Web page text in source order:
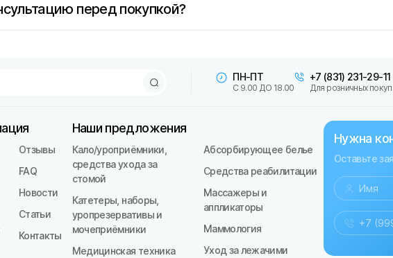
перед покупкой?
ПН-ПТ
С 9.00 ДО 18.00
+7 (831) 231-29-11
Для розничных
Отзывы
FAQ
Новости
Статьи
Контакты
Наши предложения
Кало/уроприёмники,
средства ухода за
стомой
Катетеры, наборы,
уропрезервативы и
мочеприёмники
Медицинская техника
Абсорбирующее белье
Средства реабилитации
Массажеры и
аппликаторы
Маммология
Уход за лежачими
Нужна
Оставьте